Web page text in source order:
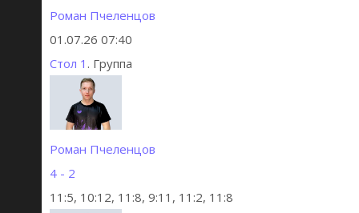
Роман Пчеленцов
01.07.26 07:40
Стол 1 . Группа
Роман Пчеленцов
4 - 2
11:5, 10:12, 11:8, 9:11, 11:2, 11:8